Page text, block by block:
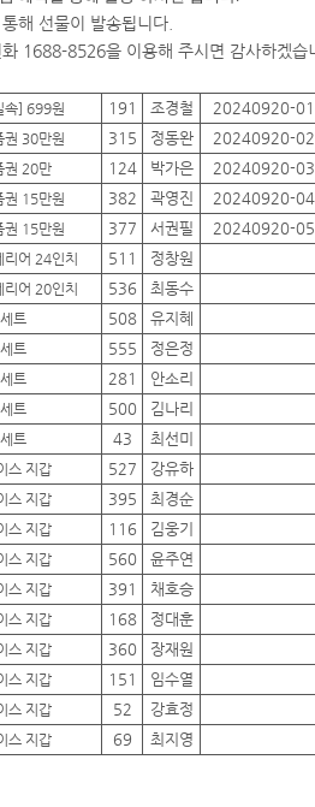
해 선물이 발송됩니다.
1688-8526을 이용해 주시면 감사하겠습
속] 699원 191 조경철 20240920-01
권 30만원 315 정동완 20240920-02
권 20만 124 박가은 20240920-03
권 15만원 382 곽영진 20240920-04
권 15만원 377 서권필 20240920-05
리어 24인치 511 정창원
리어 20인치 536 최동수
트 508 유지혜
트 555 정은정
트 281 안소리
트 500 김나리
트 43 최선미
스 지갑 527 강유하
스 지갑 395 최경순
스 지갑 116 김웅기
스 지갑 560 윤주연
스 지갑 391 채호승
스 지갑 168 정대훈
스 지갑 360 장재원
스 지갑 151 임수열
스 지갑 52 강효정
스 지갑 69 최지영